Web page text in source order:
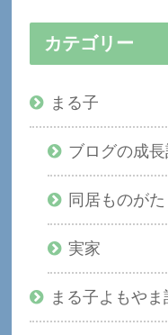
カテゴリー
まる子
ブログの成
同居ものがた
実家
まる子よもやま